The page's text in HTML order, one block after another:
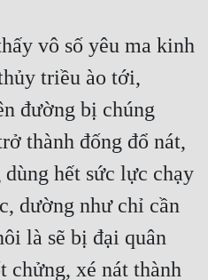
vô số yêu ma kinh
triều ào tới,
đường bị chúng
thành đống đổ nát,
hết sức lực chạy
dường như chỉ cần
là sẽ bị đại quân
chửng, xé nát thành